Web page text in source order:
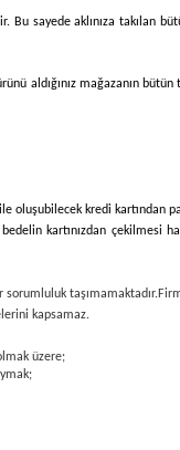
sayede aklınıza takılan
aldığınız mağazanın
kredi kartından
kartınızdan
taşımamaktadır.
kapsamaz.
üzere;